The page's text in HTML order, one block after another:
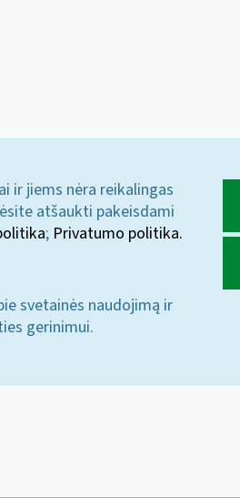
ir jiems nėra reikalingas
atšaukti pakeisdami
; Privatumo politika.
svetainės naudojimą ir
gerinimui.